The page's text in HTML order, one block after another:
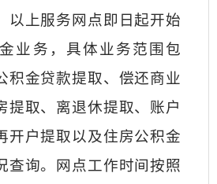
以上服务网点即日起开始
业务，具体业务范围包
积金贷款提取、偿还商业
提取、离退休提取、账户
开户提取以及住房公积金
查询。网点工作时间按照